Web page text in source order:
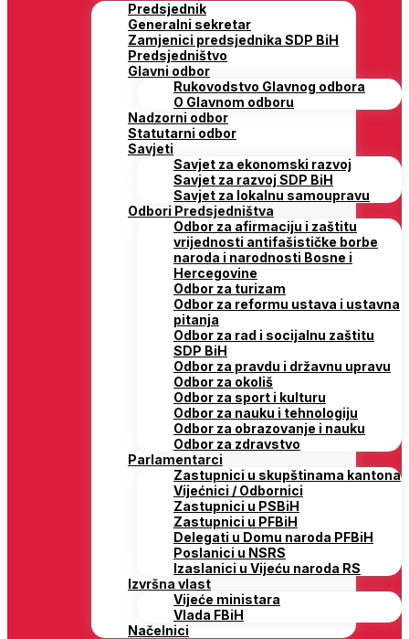
Predsjednik
Generalni sekretar
Zamjenici predsjednika SDP BiH
Predsjedništvo
Glavni odbor
Rukovodstvo Glavnog odbora
O Glavnom odboru
Nadzorni odbor
Statutarni odbor
Savjeti
Savjet za ekonomski razvoj
Savjet za razvoj SDP BiH
Savjet za lokalnu samoupravu
Odbori Predsjedništva
Odbor za afirmaciju i zaštitu
vrijednosti antifašističke borbe
naroda i narodnosti Bosne i
Hercegovine
Odbor za turizam
Odbor za reformu ustava i ustavna
pitanja
Odbor za rad i socijalnu zaštitu
SDP BiH
Odbor za pravdu i državnu upravu
Odbor za okoliš
Odbor za sport i kulturu
Odbor za nauku i tehnologiju
Odbor za obrazovanje i nauku
Odbor za zdravstvo
Parlamentarci
Zastupnici u skupštinama kantona
Vijećnici / Odbornici
Zastupnici u PSBiH
Zastupnici u PFBiH
Delegati u Domu naroda PFBiH
Poslanici u NSRS
Izaslanici u Vijeću naroda RS
Izvršna vlast
Vijeće ministara
Vlada FBiH
Načelnici